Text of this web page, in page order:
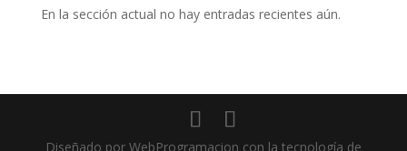
En la sección actual no hay entradas recientes aún.
Diseñado por WebProgramacion con la tecnología de